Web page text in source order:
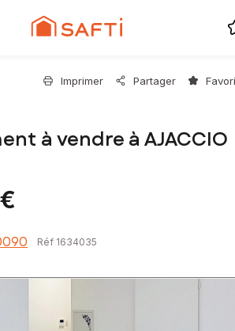
Imprimer Partager
à vendre à AJACCIO
Réf 1634035